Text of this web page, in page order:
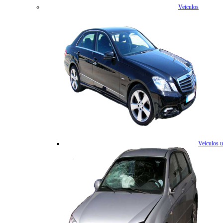
Veiculos
Veiculos